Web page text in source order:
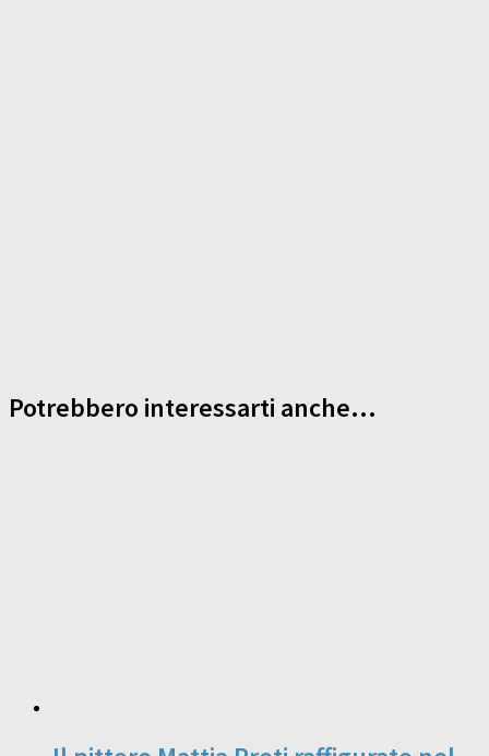
Potrebbero interessarti anche...